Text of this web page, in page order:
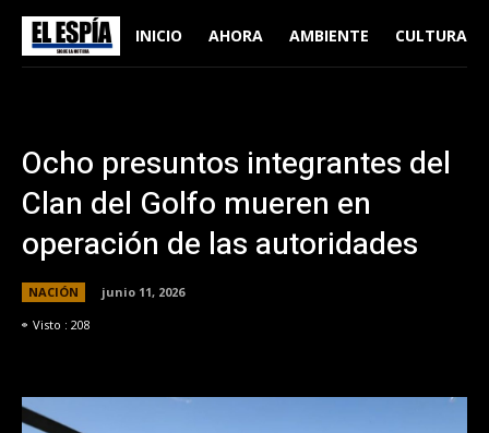
INICIO AHORA AMBIENTE CULTURA
Ocho presuntos integrantes del
Clan del Golfo mueren en
operación de las autoridades
NACIÓN
junio 11, 2026
Visto : 208